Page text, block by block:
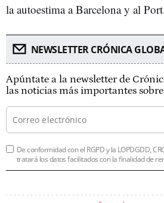
la autoestima a Barcelona y al
NEWSLETTER CRÓNICA
Apúntate a la newsletter de
las noticias más importantes
De conformidad con el RGPD y la LOPDGDD,
tratará los datos facilitados con la finalidad de